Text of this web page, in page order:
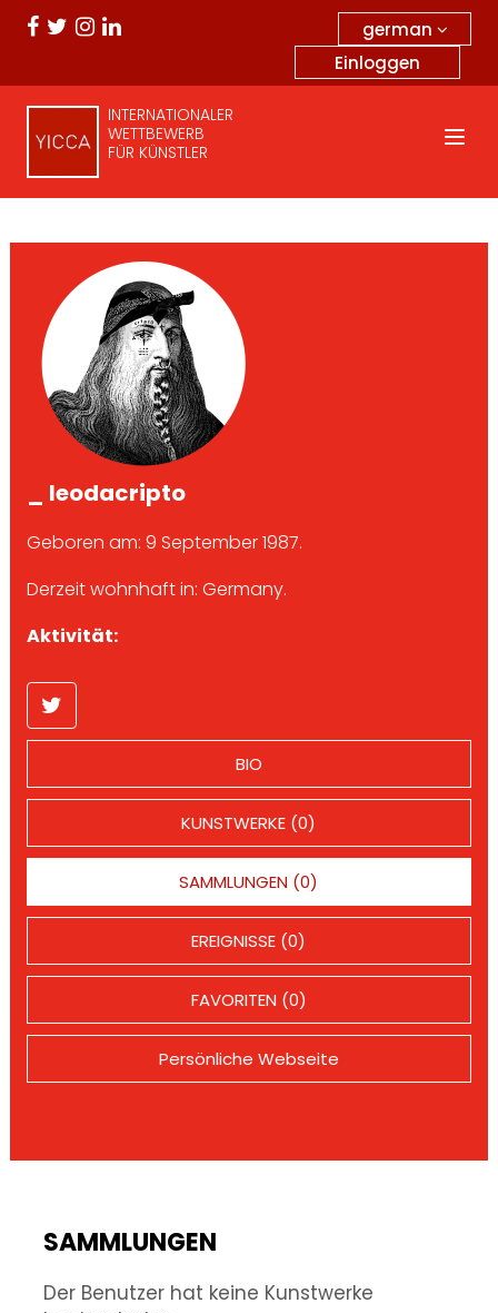
german
Einloggen
INTERNATIONALER
WETTBEWERB
FÜR KÜNSTLER
_ leodacripto
Geboren am: 9 September 1987.
Derzeit wohnhaft in: Germany.
Aktivität:
BIO
KUNSTWERKE (0)
SAMMLUNGEN (0)
EREIGNISSE (0)
FAVORITEN (0)
Persönliche Webseite
SAMMLUNGEN
Der Benutzer hat keine Kunstwerke